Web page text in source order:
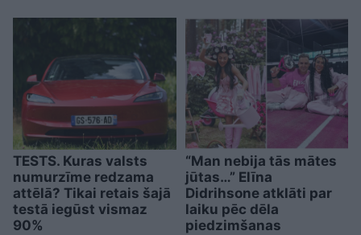
TESTS. Kuras valsts
numurzīme redzama
attēlā? Tikai retais šajā
testā iegūst vismaz
90%
“Man nebija tās mātes
jūtas…” Elīna
Didrihsone atklāti par
laiku pēc dēla
piedzimšanas